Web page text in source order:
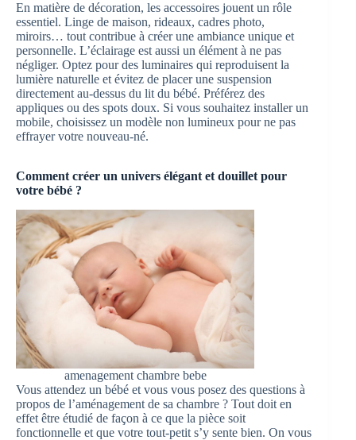
En matière de décoration, les accessoires jouent un rôle
essentiel. Linge de maison, rideaux, cadres photo,
miroirs… tout contribue à créer une ambiance unique et
personnelle. L’éclairage est aussi un élément à ne pas
négliger. Optez pour des luminaires qui reproduisent la
lumière naturelle et évitez de placer une suspension
directement au-dessus du lit du bébé. Préférez des
appliques ou des spots doux. Si vous souhaitez installer un
mobile, choisissez un modèle non lumineux pour ne pas
effrayer votre nouveau-né.
Comment créer un univers élégant et douillet pour
votre bébé ?
amenagement chambre bebe
Vous attendez un bébé et vous vous posez des questions à
propos de l’aménagement de sa chambre ? Tout doit en
effet être étudié de façon à ce que la pièce soit
fonctionnelle et que votre tout-petit s’y sente bien. On vous